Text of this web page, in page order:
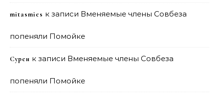
mitasmies к записи Вменяемые члены Совбеза
попеняли Помойке
Сурен к записи Вменяемые члены Совбеза
попеняли Помойке